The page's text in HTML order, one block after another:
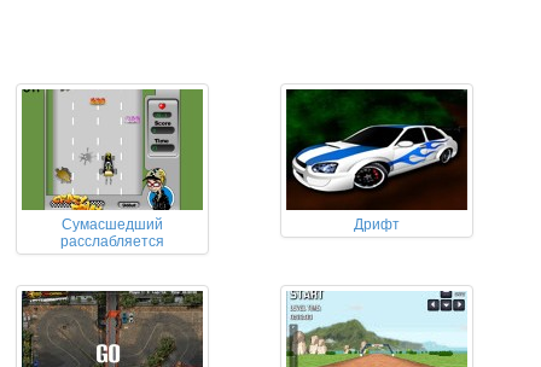
Сумасшедший
расслабляется
Дрифт